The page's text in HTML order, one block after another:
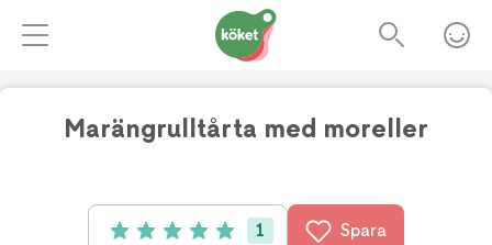
Marängrulltårta med moreller
Betyg: 5 av 5 (1 röster)
1 Spara